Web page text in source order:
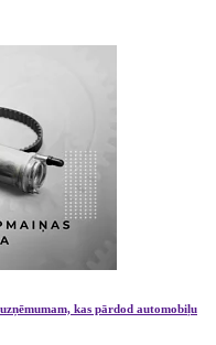
kas pārdod automobiļu